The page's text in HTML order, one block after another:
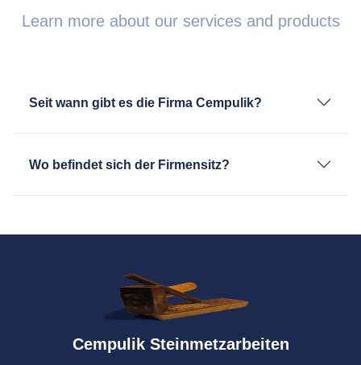
Learn more about our services and products
Seit wann gibt es die Firma Cempulik?
Wo befindet sich der Firmensitz?
Cempulik Steinmetzarbeiten